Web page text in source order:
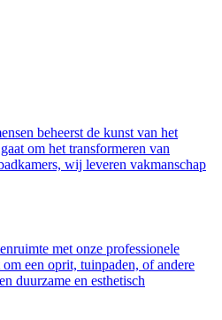
beheerst de kunst van het
om het transformeren van
wij leveren vakmanschap
met onze professionele
een oprit, tuinpaden, of andere
duurzame en esthetisch